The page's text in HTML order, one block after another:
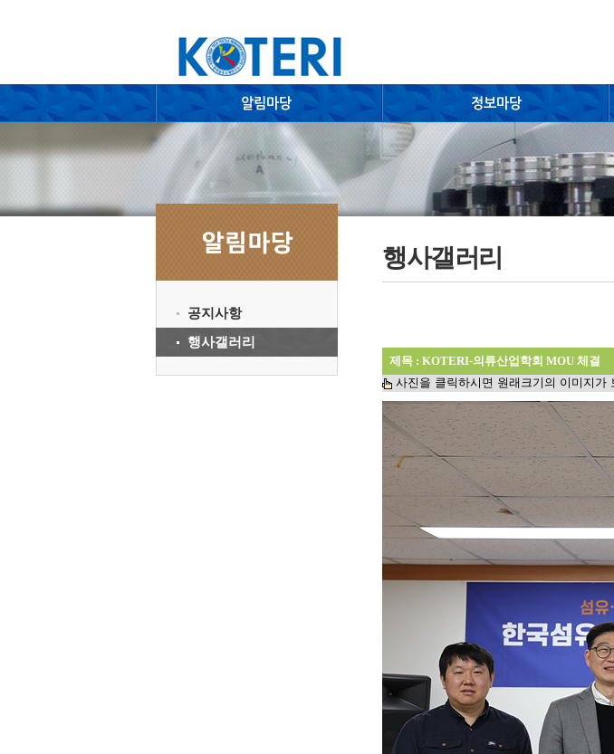
공지사항
행사갤러리
행사갤러리
제목 : KOTERI-의류산업학회 MOU 체결
사진을 클릭하시면 원래크기의 이미지가